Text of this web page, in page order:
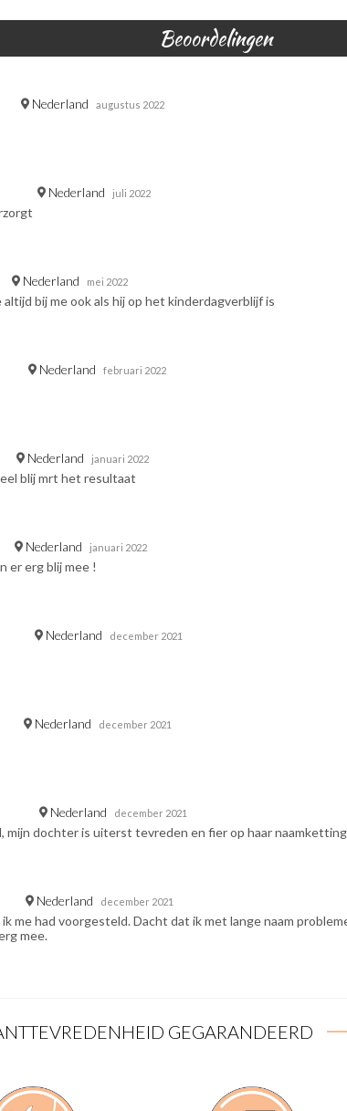
Beoordelingen
Nederland augustus 2022
Nederland juli 2022
Nederland mei 2022
altijd bij me ook als hij op het kinderdagverblijf is
Nederland februari 2022
Nederland januari 2022
blij mrt het resultaat
Nederland januari 2022
er erg blij mee !
Nederland december 2021
Nederland december 2021
Nederland december 2021
mijn dochter is uiterst tevreden en fier op haar
Nederland december 2021
me had voorgesteld. Dacht dat ik met lange naam
mee.
GEGARANDEERD